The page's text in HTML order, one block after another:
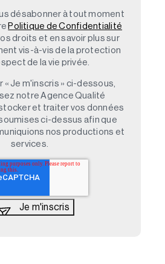
désabonner à tout moment
Politique de Confidentialité
droits et en savoir plus sur
vis-à-vis de la protection
de la vie privée.
« Je m'inscris » ci-dessous,
notre Agence Qualité
et traiter vos données
ci-dessus afin que
nos productions et
services.